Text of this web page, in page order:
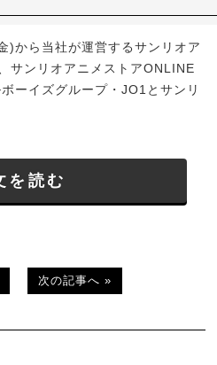
から当社が運営するサンリオア
サンリオアニメストアONLINE
ーイズグループ・JO1とサンリ
を読む
次の記事へ »